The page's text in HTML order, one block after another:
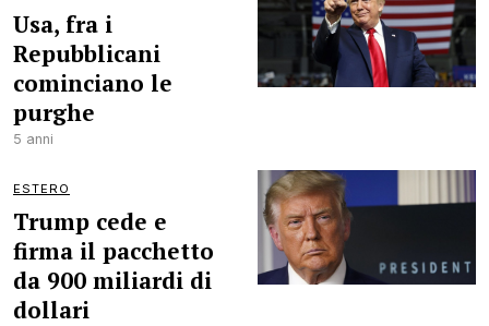
Usa, fra i
Repubblicani
cominciano le
purghe
5 anni
ESTERO
Trump cede e
firma il pacchetto
da 900 miliardi di
dollari